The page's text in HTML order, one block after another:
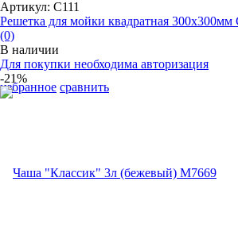
избранное сравнить
Артикул: С111
Решетка для мойки квадратная 300х300мм
(0)
В наличии
Для покупки необходима авторизация
-21%